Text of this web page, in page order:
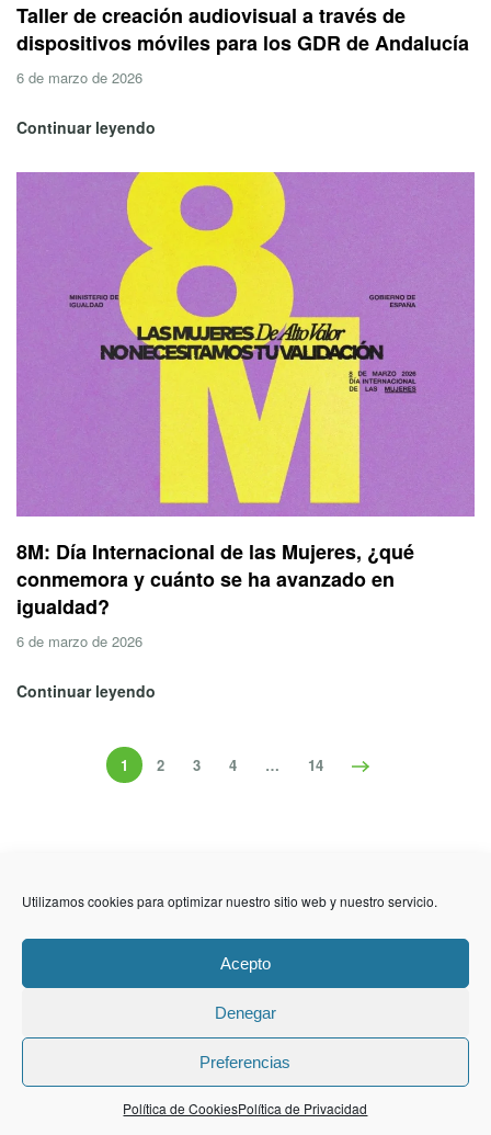
Utilizamos cookies para optimizar nuestro sitio web y nuestro servicio.
Acepto
Denegar
Preferencias
Política de CookiesPolítica de Privacidad
Taller de creación audiovisual a través de
dispositivos móviles para los GDR de Andalucía
6 de marzo de 2026
Continuar leyendo
8M: Día Internacional de las Mujeres, ¿qué
conmemora y cuánto se ha avanzado en
igualdad?
6 de marzo de 2026
Continuar leyendo
1 2 3 4 … 14
Últimas noticias publicadas